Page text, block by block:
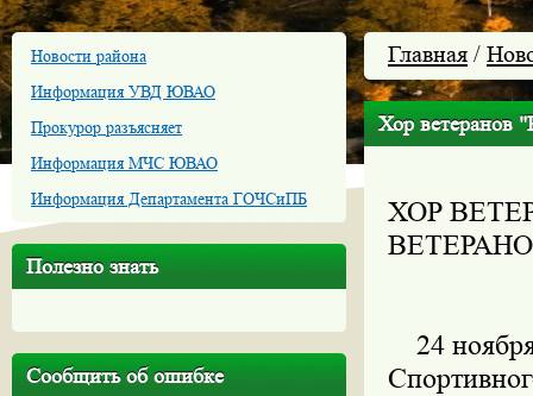
Новости района
Информация УВД ЮВАО
Прокурор разъясняет
Информация МЧС ЮВАО
Информация Департамента ГОЧСиПБ
Полезно знать
Сообщить об ошибке
Главная /
Хор ветеранов
ХОР
24 ноября